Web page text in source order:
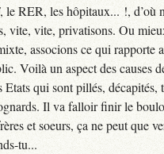
le RER, les hôpitaux... !, d’où
vite, vite, privatisons. Ou
associons ce qui rapporte
Voilà un aspect des causes
Etats qui sont pillés,
Il va falloir finir le
et soeurs, ça ne peut que
tu...